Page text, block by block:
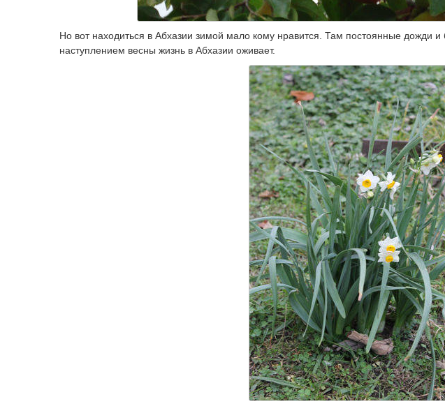
Но вот находиться в Абхазии зимой мало кому нравится. Там постоянные дожди
наступлением весны жизнь в Абхазии оживает.